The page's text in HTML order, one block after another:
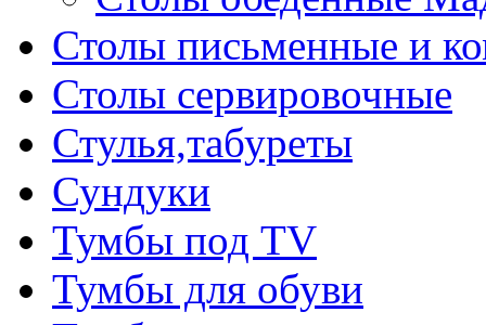
Столы письменные и
Столы сервировочные
Стулья,табуреты
Сундуки
Тумбы под TV
Тумбы для обуви